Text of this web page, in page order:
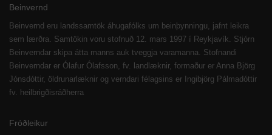
Beinvernd
Beinvernd eru landssamtök áhugafólks um beinþynningu, jafnt leikra
sem lærðra. Samtökin voru stofnuð 12. mars 1997 í Reykjavík. Stjórn
Beinverndar skipa átta manns auk tveggja varamanna. Stofnandi
Beinverndar er Ólafur Ólafsson, fv. landlæknir, formaður er Anna Björg
Jónsdóttir, öldrunarlæknir og verndari félagsins er Ingibjörg Pálmadóttir
fv. heilbrigðisráðherra
Fróðleikur